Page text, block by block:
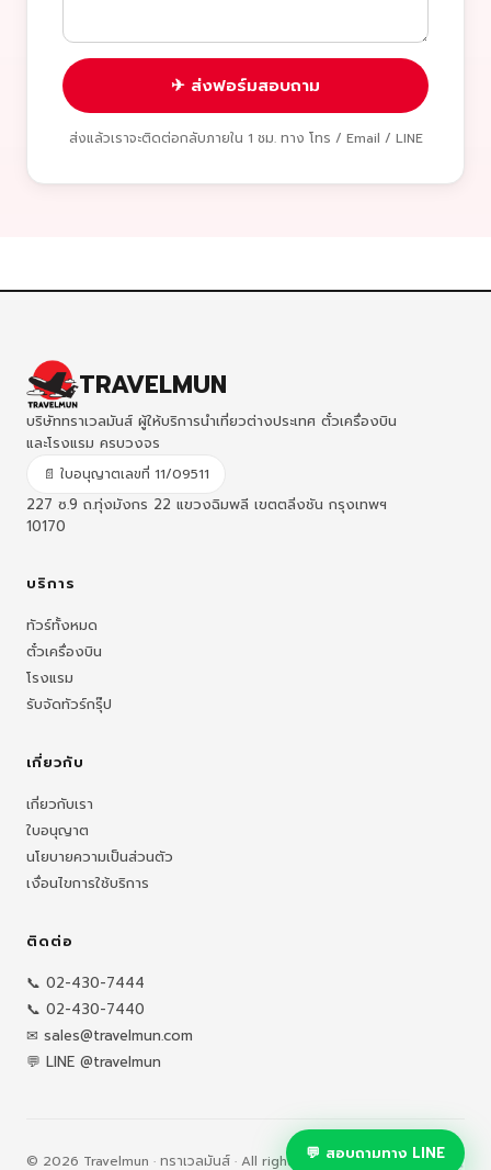
✈ ส่งฟอร์มสอบถาม
ส่งแล้วเราจะติดต่อกลับภายใน 1 ชม. ทาง โทร / Email / LINE
TRAVELMUN
บริษัททราเวลมันส์ ผู้ให้บริการนำเที่ยวต่างประเทศ ตั๋วเครื่องบิน
และโรงแรม ครบวงจร
📄 ใบอนุญาตเลขที่ 11/09511
227 ซ.9 ถ.ทุ่งมังกร 22 แขวงฉิมพลี เขตตลิ่งชัน กรุงเทพฯ
10170
บริการ
ทัวร์ทั้งหมด
ตั๋วเครื่องบิน
โรงแรม
รับจัดทัวร์กรุ๊ป
เกี่ยวกับ
เกี่ยวกับเรา
ใบอนุญาต
นโยบายความเป็นส่วนตัว
เงื่อนไขการใช้บริการ
ติดต่อ
📞 02-430-7444
📞 02-430-7440
✉ sales@travelmun.com
💬 LINE @travelmun
© 2026 Travelmun · ทราเวลมันส์ · All rights reserved💬 สอบถามทาง LINE